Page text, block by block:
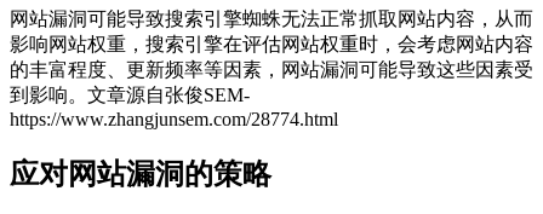
网站漏洞可能导致搜索引擎蜘蛛无法正常抓取网站内容，从而
影响网站权重，搜索引擎在评估网站权重时，会考虑网站内容
的丰富程度、更新频率等因素，网站漏洞可能导致这些因素受
到影响。 文章源自张俊SEM-
https://www.zhangjunsem.com/28774.html
应对网站漏洞的策略